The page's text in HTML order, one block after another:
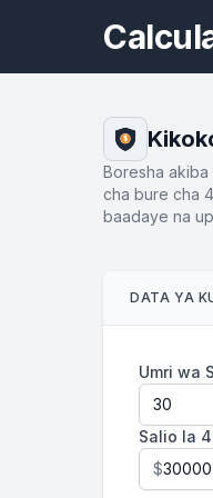
$
Boresha
cha bure cha
baadaye na
DATA YA
Umri wa
Salio la
$